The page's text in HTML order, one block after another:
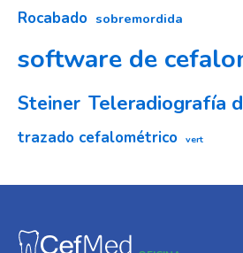
Rocabado sobremordida
software de
Steiner Teleradiografía
trazado cefalométrico vert